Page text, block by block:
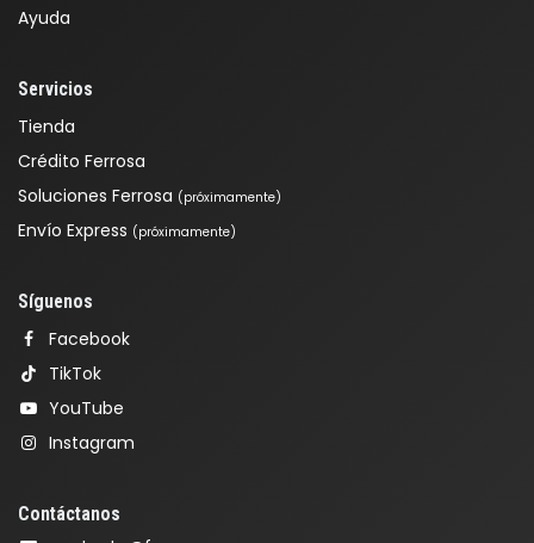
Ayuda
Servicios
Tienda
Crédito Ferrosa
Soluciones Ferrosa (próximamente)
Envío Express (próximamente)
Síguenos
Facebook
TikTok
YouTube
Instagram
Contáctanos